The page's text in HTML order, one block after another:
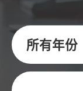
所有年份
關鍵字